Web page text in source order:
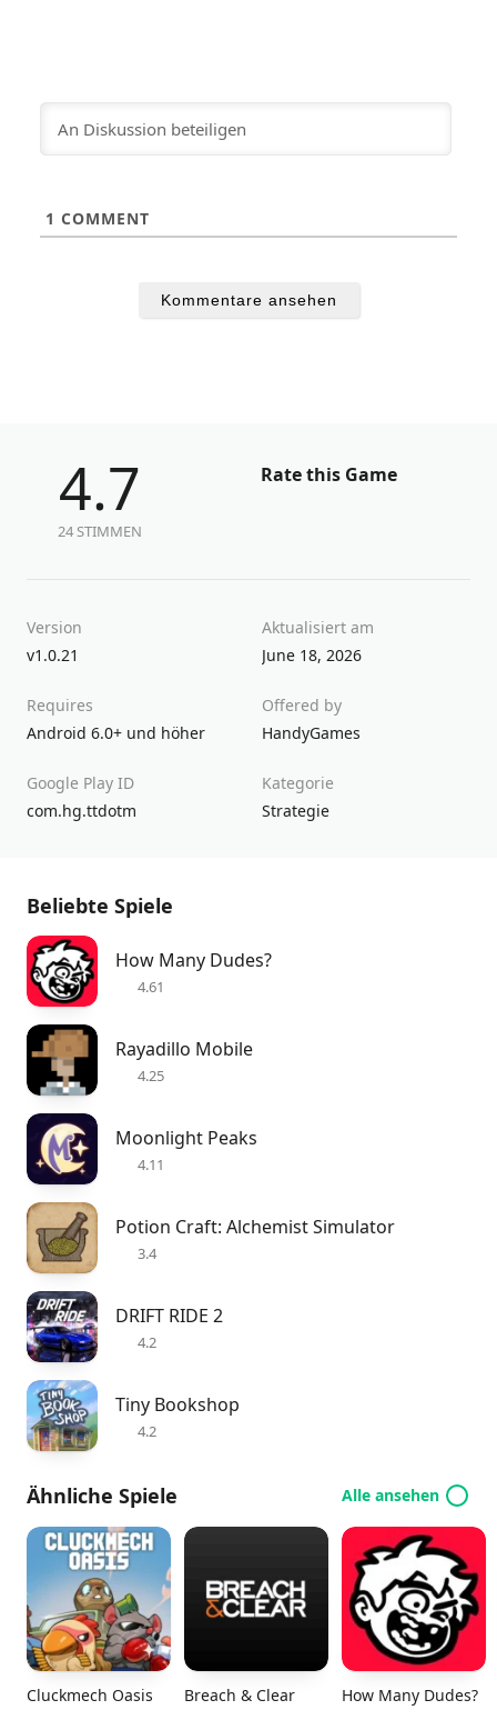
1 COMMENT
Kommentare ansehen
4.7
24 STIMMEN
Rate this Game
Version
v1.0.21
Aktualisiert am
June 18, 2026
Requires
Android 6.0+ und höher
Offered by
HandyGames
Google Play ID
com.hg.ttdotm
Kategorie
Strategie
Beliebte Spiele
How Many Dudes?
4.61
Rayadillo Mobile
4.25
Moonlight Peaks
4.11
Potion Craft: Alchemist Simulator
3.4
DRIFT RIDE 2
4.2
Tiny Bookshop
4.2
Ähnliche Spiele Alle ansehen
Cluckmech Oasis Breach & Clear How Many Dudes?